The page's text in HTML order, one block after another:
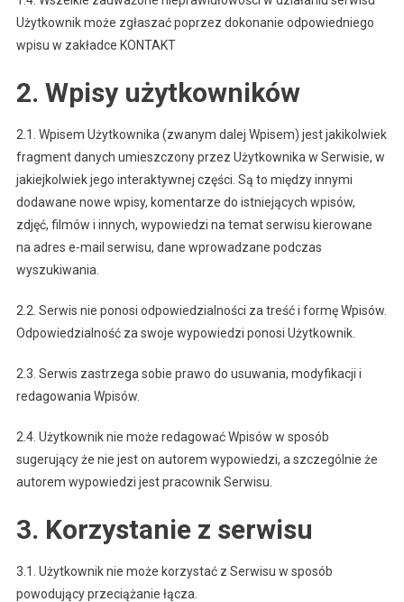
Użytkownik może zgłaszać poprzez dokonanie odpowiedniego
wpisu w zakładce KONTAKT
2. Wpisy użytkowników
2.1. Wpisem Użytkownika (zwanym dalej Wpisem) jest jakikolwiek
fragment danych umieszczony przez Użytkownika w Serwisie, w
jakiejkolwiek jego interaktywnej części. Są to między innymi
dodawane nowe wpisy, komentarze do istniejących wpisów,
zdjęć, filmów i innych, wypowiedzi na temat serwisu kierowane
na adres e-mail serwisu, dane wprowadzane podczas
wyszukiwania.
2.2. Serwis nie ponosi odpowiedzialności za treść i formę Wpisów.
Odpowiedzialność za swoje wypowiedzi ponosi Użytkownik.
2.3. Serwis zastrzega sobie prawo do usuwania, modyfikacji i
redagowania Wpisów.
2.4. Użytkownik nie może redagować Wpisów w sposób
sugerujący że nie jest on autorem wypowiedzi, a szczególnie że
autorem wypowiedzi jest pracownik Serwisu.
3. Korzystanie z serwisu
3.1. Użytkownik nie może korzystać z Serwisu w sposób
powodujący przeciążanie łącza.